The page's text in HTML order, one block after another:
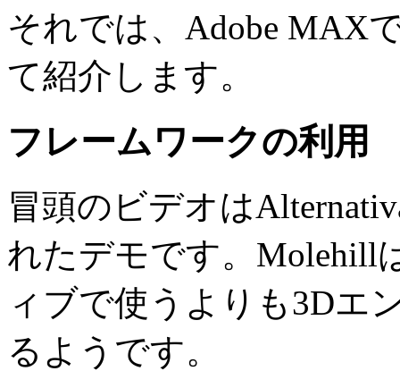
それでは、Adobe MAX
て紹介します。
フレームワークの利用
冒頭のビデオは
れたデモです。Molehill
ィブで使うよりも3Dエ
るようです。